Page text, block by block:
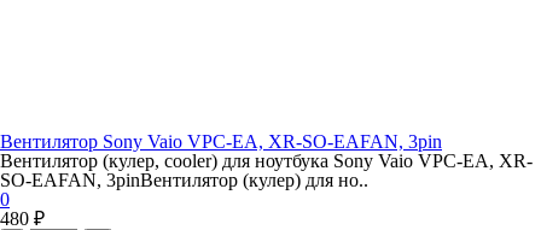
Вентилятор Sony Vaio VPC-EA, XR-SO-EAFAN, 3pin
Вентилятор (кулер, cooler) для ноутбука Sony Vaio VPC-EA, XR-
SO-EAFAN, 3pinВентилятор (кулер) для но..
0
480 ₽